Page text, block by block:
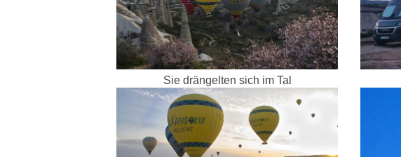
Sie drängelten sich im Tal